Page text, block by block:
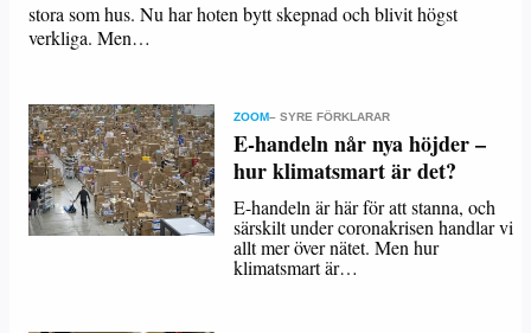
stora som hus. Nu har hoten bytt skepnad och blivit högst
verkliga. Men…
ZOOM– SYRE FÖRKLARAR
E-handeln når nya höjder –
hur klimatsmart är det?
E-handeln är här för att stanna, och
särskilt under coronakrisen handlar vi
allt mer över nätet. Men hur
klimatsmart är…